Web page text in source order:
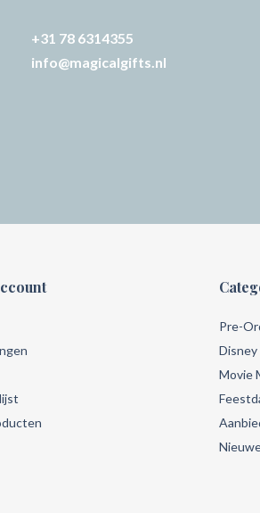
+31 78 6314355
info@magicalgifts.nl
Pre-
Movie